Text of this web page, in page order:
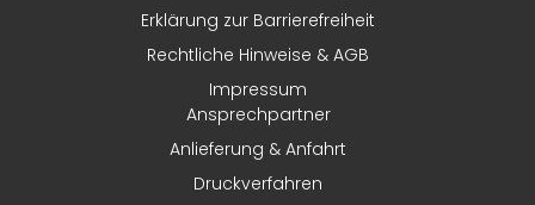
Erklärung zur Barrierefreiheit
Rechtliche Hinweise & AGB
Impressum
Ansprechpartner
Anlieferung & Anfahrt
Druckverfahren